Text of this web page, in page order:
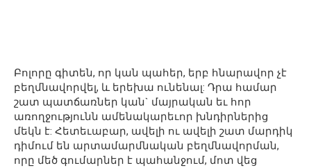
Բոլորը գիտեն, որ կան պահեր, երբ հնարավոր չէ
բեղմնավորվել, և երեխա ունենալ: Դրա համար
շատ պատճառներ կան` մայրական եւ հոր
առողջությունն ամենակարեւոր խնդիրներից
մեկն է: Հետեւաբար, ավելի ու ավելի շատ մարդիկ
դիմում են արտամարմնական բեղմնավորման,
որը մեծ գումարներ է պահանջում, մոտ վեց